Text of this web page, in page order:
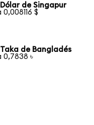
de Singapur
$
de Bangladés
0,7838 ৳